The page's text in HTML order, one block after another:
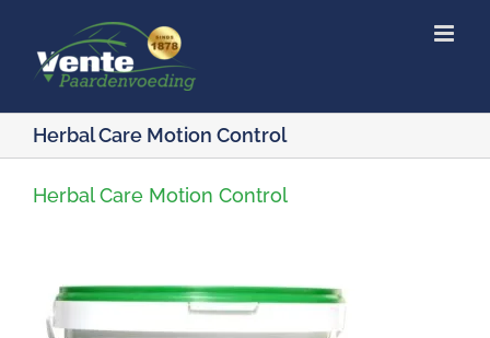
inhoud
Herbal Care Motion Control
Herbal Care Motion Control